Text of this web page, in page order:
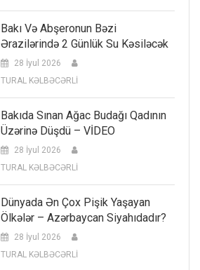
Bakı Və Abşeronun Bəzi
Ərazilərində 2 Günlük Su Kəsiləcək
28 İyul 2026
TURAL KƏLBƏCƏRLİ
Bakıda Sınan Ağac Budağı Qadının
Üzərinə Düşdü – VİDEO
28 İyul 2026
TURAL KƏLBƏCƏRLİ
Dünyada Ən Çox Pişik Yaşayan
Ölkələr – Azərbaycan Siyahıdadır?
28 İyul 2026
TURAL KƏLBƏCƏRLİ